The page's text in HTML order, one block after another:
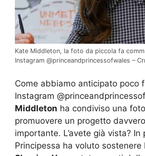
Kate Middleton, la foto da piccola fa
Instagram @princeandprincessofwales –
Come abbiamo anticipato poco
Instagram
Middleton ha condiviso una
promuovere un progetto
importante. L’avete già vista? In
Principessa ha voluto sostenere